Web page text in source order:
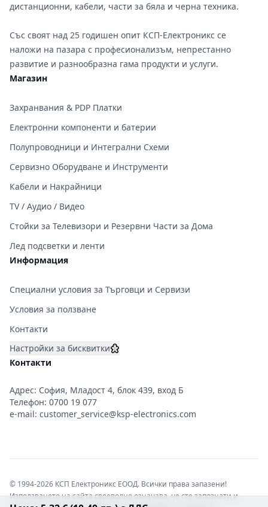
дистанционни, кабели, части за бяла и черна техника.
Със своят над 25 годишен опит КСП-Електроникс се
наложи на пазара с професионализъм, непрестанно
развитие и разнообразна гама продукти и услуги.
Магазин
Захранвания & PDP Платки
Електронни компоненти и батерии
Полупроводници и Интегрални Схеми
Сервизно Оборудване и Инструменти
Кабели и Накрайници
TV / Аудио / Видео
Стойки за Телевизори и Резервни Части за Дома
Лед подсветки и ленти
Информация
Специални условия за Търговци и Сервизи
Условия за ползване
Контакти
Настройки за бисквитки
Контакти
Адрес: София, Младост 4, блок 439, вход Б
Телефон: 0700 19 077
e-mail: customer_service@ksp-electronics.com
© 1994-2026 КСП Електроникс ЕООД. Всички права запазени!
Използването на сайта своеволно означава, че сте запознати и